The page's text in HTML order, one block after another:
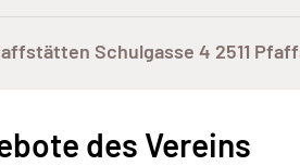
Schulgasse 4 2511
des Vereins